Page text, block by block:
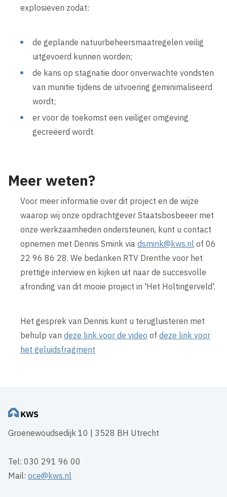
explosieven zodat:
de geplande natuurbeheersmaatregelen veilig
uitgevoerd kunnen worden;
de kans op stagnatie door onverwachte vondsten
van munitie tijdens de uitvoering geminimaliseerd
wordt;
er voor de toekomst een veiliger omgeving
gecreëerd wordt.
Meer weten?
Voor meer informatie over dit project en de wijze
waarop wij onze opdrachtgever Staatsbosbeeer met
onze werkzaamheden ondersteunen, kunt u contact
opnemen met Dennis Smink viadsmink@kws.nl of 06
22 96 86 28. We bedanken RTV Drenthe voor het
prettige interview en kijken uit naar de succesvolle
afronding van dit mooie project in 'Het Holtingerveld'.
Het gesprek van Dennis kunt u terugluisteren met
behulp vandeze link voor de video ofdeze link voor
het geluidsfragment
Groenewoudsedijk 10 | 3528 BH Utrecht
Tel: 030 291 96 00
Mail:oce@kws.nl